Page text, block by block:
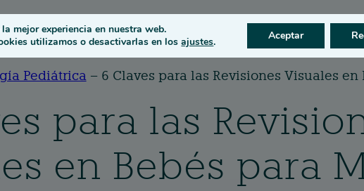
Condiciones oculares
Pediátrica – 6 Claves para las Revisiones Visuales en
para las
en Bebés para
mejor experiencia en nuestra web.
utilizamos o desactivarlas en losajustes. Aceptar